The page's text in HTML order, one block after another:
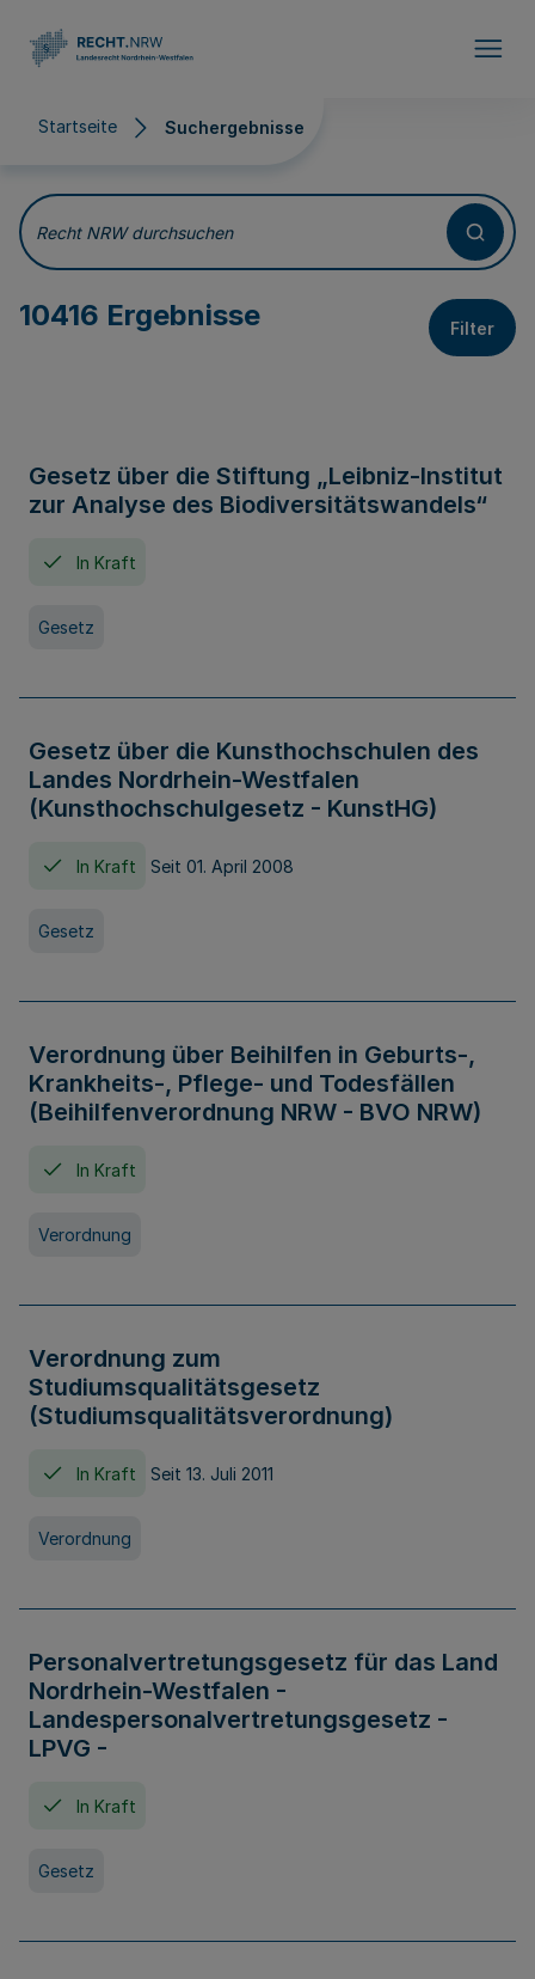
Startseite Suchergebnisse
Suchergebnisse
Recht NRW durchsuchen
10416 Ergebnisse Filter
Gesetz über die Stiftung „Leibniz-Institut
zur Analyse des Biodiversitätswandels“
In Kraft
Gesetz
Gesetz über die Kunsthochschulen des
Landes Nordrhein-Westfalen
(Kunsthochschulgesetz - KunstHG)
In Kraft Seit 01. April 2008
Gesetz
Verordnung über Beihilfen in Geburts-,
Krankheits-, Pflege- und Todesfällen
(Beihilfenverordnung NRW - BVO NRW)
In Kraft
Verordnung
Verordnung zum
Studiumsqualitätsgesetz
(Studiumsqualitätsverordnung)
In Kraft Seit 13. Juli 2011
Verordnung
Personalvertretungsgesetz für das Land
Nordrhein-Westfalen -
Landespersonalvertretungsgesetz -
LPVG -
In Kraft
Gesetz